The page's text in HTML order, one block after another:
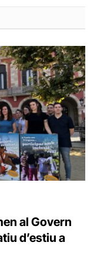
al Govern
d’estiu a